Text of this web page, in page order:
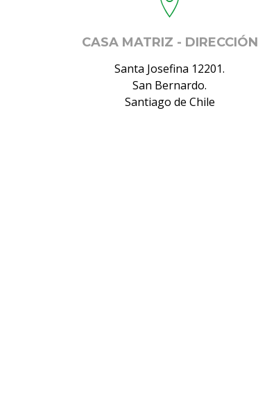
CASA MATRIZ - DIRECCIÓN
Santa Josefina 12201.
San Bernardo.
Santiago de Chile